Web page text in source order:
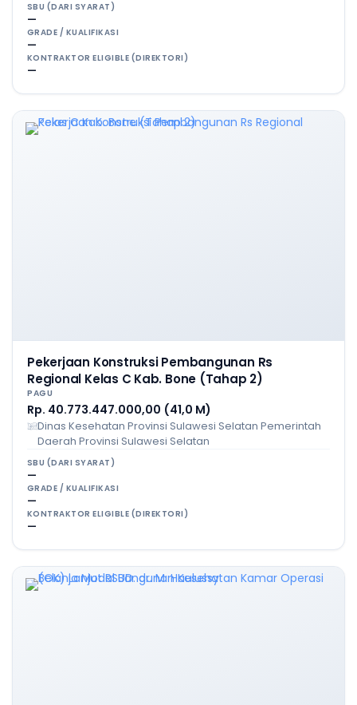
SBU (DARI SYARAT)
—
GRADE / KUALIFIKASI
—
KONTRAKTOR ELIGIBLE (DIREKTORI)
—
Pekerjaan Konstruksi Pembangunan Rs
Regional Kelas C Kab. Bone (Tahap 2)
PAGU
Rp. 40.773.447.000,00 (41,0 M)
Dinas Kesehatan Provinsi Sulawesi Selatan Pemerintah
Daerah Provinsi Sulawesi Selatan
SBU (DARI SYARAT)
—
GRADE / KUALIFIKASI
—
KONTRAKTOR ELIGIBLE (DIREKTORI)
—